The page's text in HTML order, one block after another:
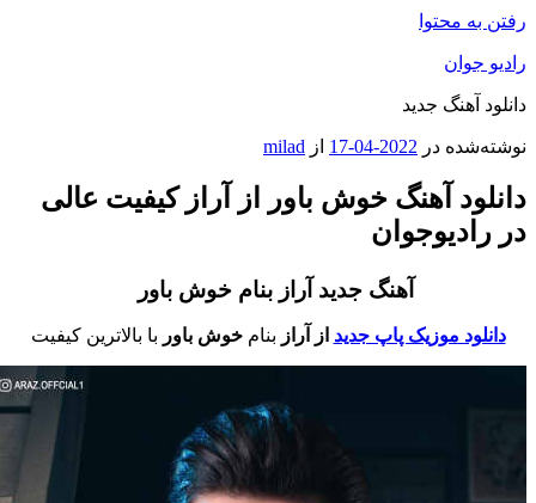
به محتوا
جوان
آهنگ جدید
در 2022-04-17 ازmilad
آهنگ خوش باور از آراز کیفیت عالی
رادیوجوان
آهنگ جدید آراز بنام خوش باور
دانلود موزیک پاپ جدیداز آرازبنامخوش باوربا بالاترین کیفیت